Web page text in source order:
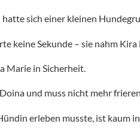
sich einer kleinen
keine Sekunde – sie nahm
Marie in Sicherheit.
und muss nicht mehr
erleben musste, ist kaum